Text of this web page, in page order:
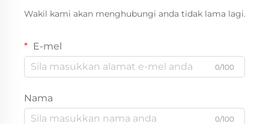
Wakil kami akan menghubungi anda tidak lama lagi.
E-mel
0/100
Nama
0/100